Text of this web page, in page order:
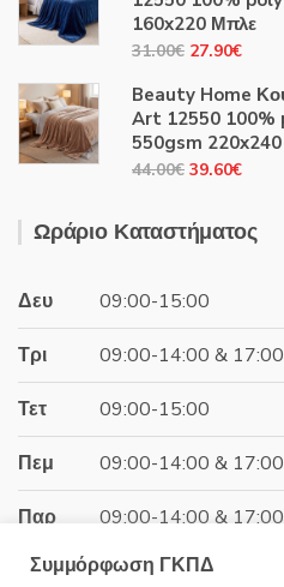
44.00€.είναι:
160x220 Μπλε
31.00€ Original
was:
31.00€.
27.90€Η
τιμή
είναι:
Beauty Home
Art 12550
550gsm
44.00€ Original
was:
39.60€Η
τιμή
Ωράριο Καταστήματος
Δευ 09:00-15:00
Τρι 09:00-14:00 &
Τετ 09:00-15:00
Πεμ 09:00-14:00 &
Παρ 09:00-14:00 &
Σαβ 09:00-15:00
Συμμόρφωση ΓΚΠΔ